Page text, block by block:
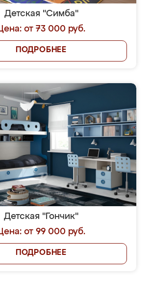
Детская "Симба"
от 73 000 руб.
ПОДРОБНЕЕ
Детская "Гончик"
от 99 000 руб.
ПОДРОБНЕЕ